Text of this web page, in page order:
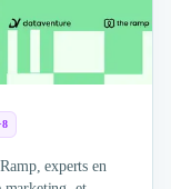
experts en